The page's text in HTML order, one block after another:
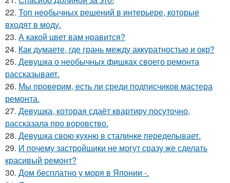
22. Топ необычных решений в интерьере, которые
входят в моду.
23. А какой цвет вам нравится?
24. Как думаете, где грань между аккуратностью и окр?
25. Девушка о необычных фишках своего ремонта
рассказывает.
26. Мы проверим, есть ли среди подписчиков мастера
ремонта.
27. Девушка, которая сдаёт квартиру посуточно,
рассказала про воровство.
28. Девушка свою кухню в сталинке переделывает.
29. И почему застройщики не могут сразу же сделать
красивый ремонт?
30. Дом бесплатно у моря в Японии -.